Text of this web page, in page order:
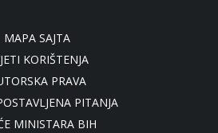
MAPA SAJTA
KORIŠTENJA
PRAVA
PITANJA
MINISTARA BIH